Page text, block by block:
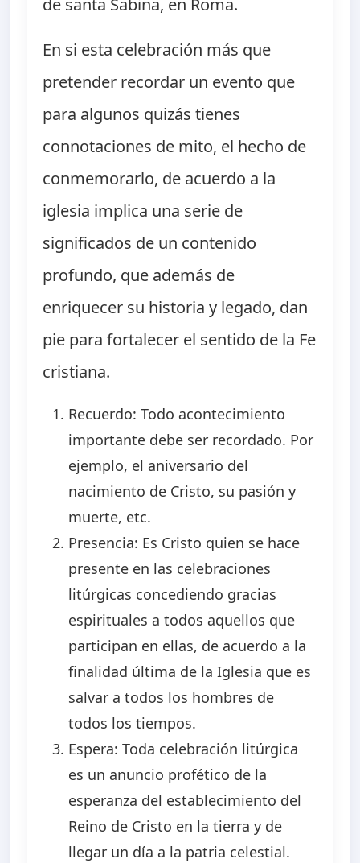
de santa Sabina, en Roma.
En si esta celebración más que
pretender recordar un evento que
para algunos quizás tienes
connotaciones de mito, el hecho de
conmemorarlo, de acuerdo a la
iglesia implica una serie de
significados de un contenido
profundo, que además de
enriquecer su historia y legado, dan
pie para fortalecer el sentido de la Fe
cristiana.
Recuerdo: Todo acontecimiento
importante debe ser recordado. Por
ejemplo, el aniversario del
nacimiento de Cristo, su pasión y
muerte, etc.
Presencia: Es Cristo quien se hace
presente en las celebraciones
litúrgicas concediendo gracias
espirituales a todos aquellos que
participan en ellas, de acuerdo a la
finalidad última de la Iglesia que es
salvar a todos los hombres de
todos los tiempos.
Espera: Toda celebración litúrgica
es un anuncio profético de la
esperanza del establecimiento del
Reino de Cristo en la tierra y de
llegar un día a la patria celestial.